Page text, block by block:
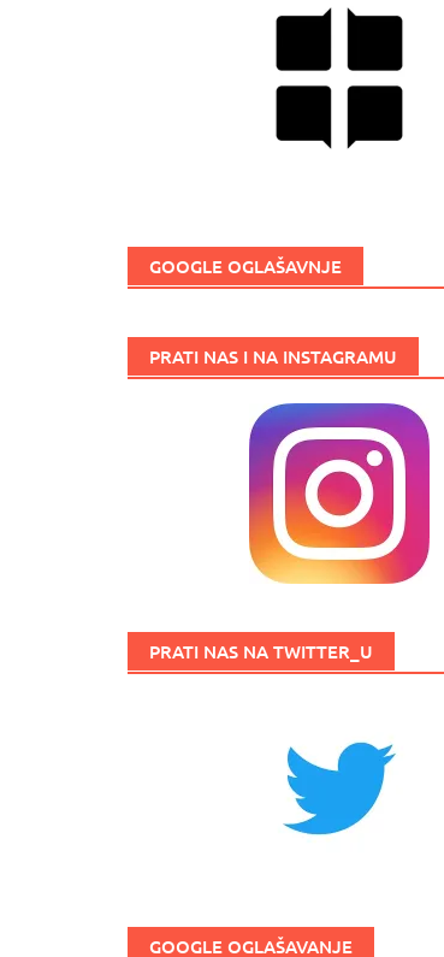
GOOGLE OGLAŠAVNJE
PRATI NAS I NA INSTAGRAMU
PRATI NAS NA TWITTER_U
GOOGLE OGLAŠAVANJE